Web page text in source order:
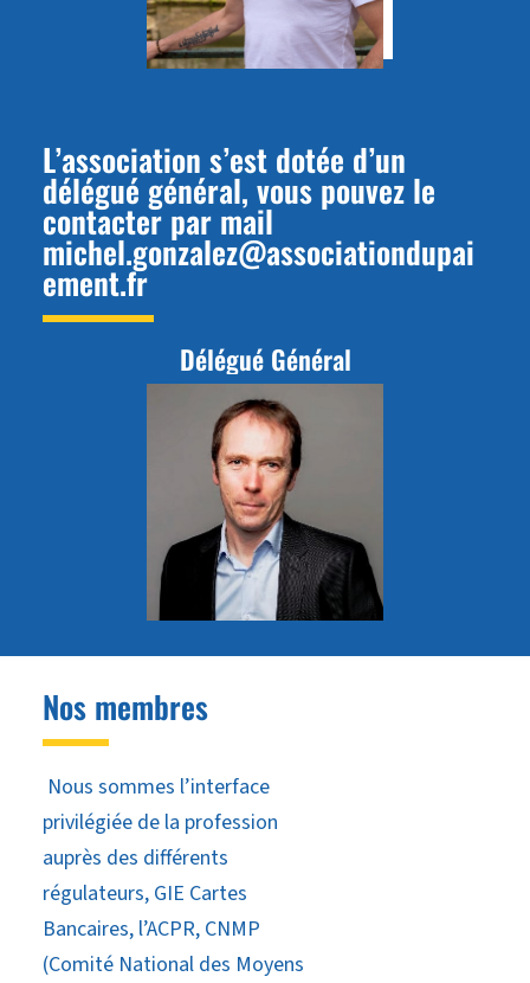
L’association s’est dotée d’un
délégué général, vous pouvez le
contacter par mail
michel.gonzalez@associationdupai
ement.fr
Délégué Général
Nos membres
Nous sommes l’interface
privilégiée de la profession
auprès des différents
régulateurs, GIE Cartes
Bancaires, l’ACPR, CNMP
(Comité National des Moyens